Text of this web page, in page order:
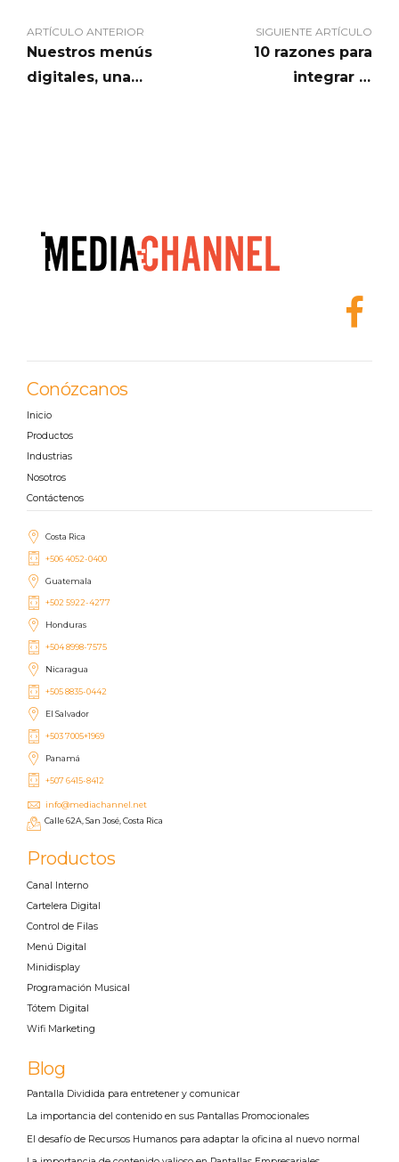
ARTÍCULO ANTERIOR
Nuestros menús
digitales, una
SIGUIENTE ARTÍCULO
10 razones para
integrar la
Conózcanos
Inicio
Productos
Industrias
Nosotros
Contáctenos
Costa Rica
+506 4052-0400
Guatemala
+502 5922-4277
Honduras
+504 8998-7575
Nicaragua
+505 8835-0442
El Salvador
+503 7005+1969
Panamá
+507 6415-8412
info@mediachannel.net
Calle 62A, San José, Costa Rica
Productos
Canal Interno
Cartelera Digital
Control de Filas
Menú Digital
Minidisplay
Programación Musical
Tótem Digital
Wifi Marketing
Blog
Pantalla Dividida para entretener y comunicar
La importancia del contenido en sus Pantallas Promocionales
El desafío de Recursos Humanos para adaptar la oficina al nuevo normal